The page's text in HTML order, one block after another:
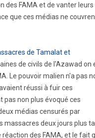
des FAMA et de vanter leurs
que ces médias ne
de Tamalat et
de civils de l'Azawad on
Le pouvoir malien n'a pas
réussi à fuir ces
pas non plus évoqué ces
médias censurés par
massacres deux jours plus
des FAMA, et le fait